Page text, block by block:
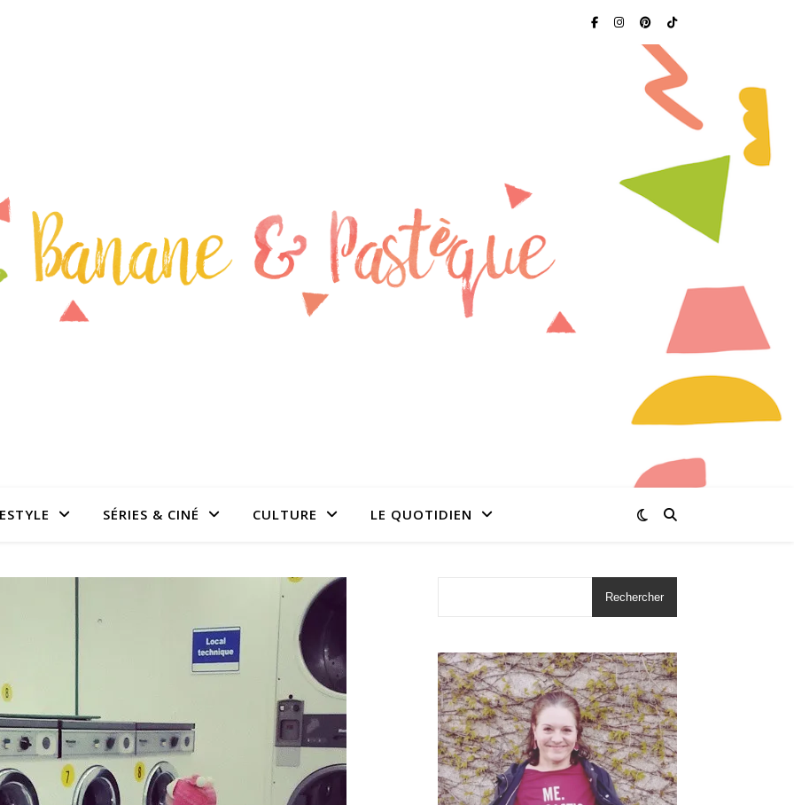
SÉRIES & CINÉ CULTURE LE QUOTIDIEN
Rechercher